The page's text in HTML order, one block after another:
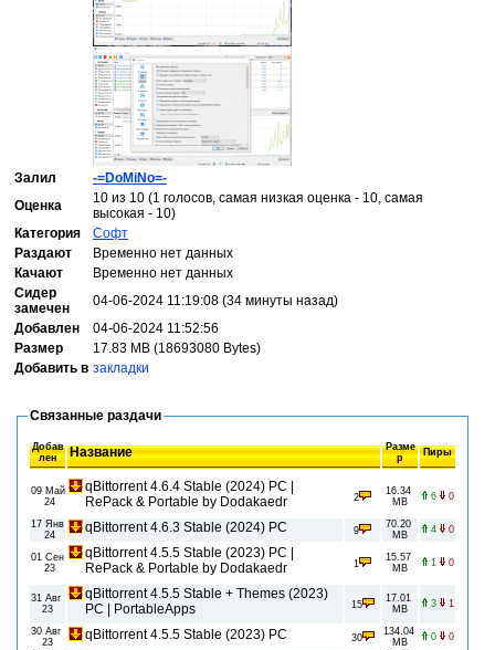
Залил
-=DoMiNo=-
Оценка
10 из 10 (1 голосов, самая низкая оценка - 10, самая
высокая - 10)
Категория
Софт
Раздают
Временно нет данных
Качают
Временно нет данных
Сидер
замечен
04-06-2024 11:19:08 (34 минуты назад)
Добавлен
04-06-2024 11:52:56
Размер
17.83 MB (18693080 Bytes)
Добавить в закладки
Связанные раздачи
Добав
лен
Название
Разме
р
Пиры
09 Май
24
qBittorrent 4.6.4 Stable (2024) PC |
RePack & Portable by Dodakaedr
2
16.34
MB
6 0
17 Янв
24
qBittorrent 4.6.3 Stable (2024) PC 9
70.20
MB
4 0
01 Сен
23
qBittorrent 4.5.5 Stable (2023) PC |
RePack & Portable by Dodakaedr
1
15.57
MB
1 0
31 Авг
23
qBittorrent 4.5.5 Stable + Themes (2023)
PC | PortableApps
15
17.01
MB
3 1
30 Авг
23
qBittorrent 4.5.5 Stable (2023) PC 30
134.04
MB
0
0